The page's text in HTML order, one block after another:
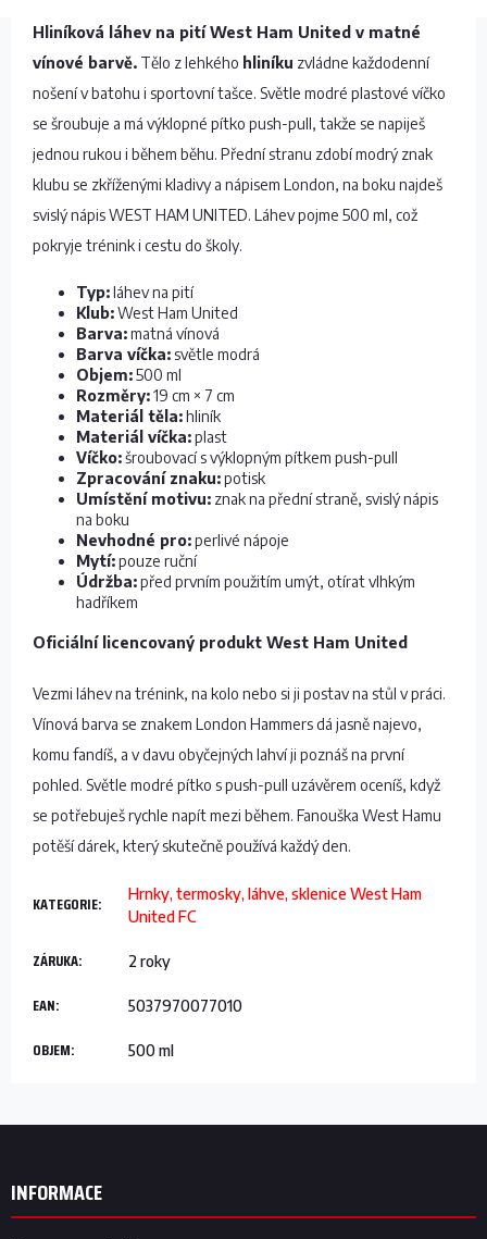
Hliníková láhev na pití West Ham United v matné
vínové barvě. Tělo z lehkého hliníku zvládne každodenní
nošení v batohu i sportovní tašce. Světle modré plastové víčko
se šroubuje a má výklopné pítko push-pull, takže se napiješ
jednou rukou i během běhu. Přední stranu zdobí modrý znak
klubu se zkříženými kladivy a nápisem London, na boku najdeš
svislý nápis WEST HAM UNITED. Láhev pojme 500 ml, což
pokryje trénink i cestu do školy.
Typ:láhev na pití
Klub:West Ham United
Barva:matná vínová
Barva víčka:světle modrá
Objem:500 ml
Rozměry:19 cm × 7 cm
Materiál těla:hliník
Materiál víčka:plast
Víčko:šroubovací s výklopným pítkem push-pull
Zpracování znaku:potisk
Umístění motivu: znak na přední straně, svislý nápis
na boku
Nevhodné pro:perlivé nápoje
Mytí:pouze ruční
Údržba:před prvním použitím umýt, otírat vlhkým
hadříkem
Oficiální licencovaný produkt West Ham United
Vezmi láhev na trénink, na kolo nebo si ji postav na stůl v práci.
Vínová barva se znakem London Hammers dá jasně najevo,
komu fandíš, a v davu obyčejných lahví ji poznáš na první
pohled. Světle modré pítko s push-pull uzávěrem oceníš, když
se potřebuješ rychle napít mezi během. Fanouška West Hamu
potěší dárek, který skutečně používá každý den.
KATEGORIE:
Hrnky, termosky, láhve, sklenice West Ham
United FC
ZÁRUKA: 2 roky
EAN: 5037970077010
OBJEM: 500 ml
Z
INFORMACE